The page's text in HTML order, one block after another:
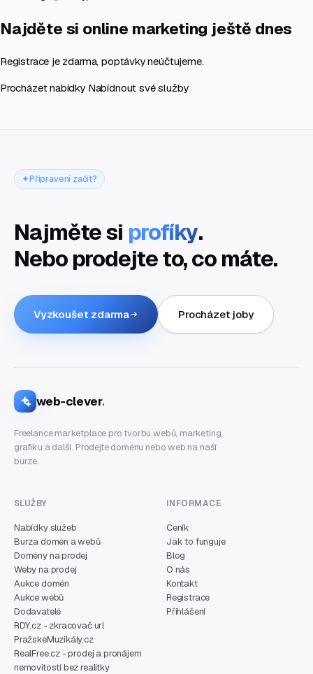
Najděte si online marketing ještě dnes
Registrace je zdarma, poptávky neúčtujeme.
Procházet nabídky Nabídnout své služby
Připraveni začít?
Najměte si profíky.
Nebo prodejte to, co máte.
Vyzkoušet zdarma Procházet joby
web-clever.
Freelance marketplace pro tvorbu webů, marketing,
grafiku a další. Prodejte doménu nebo web na naší
burze.
SLUŽBY
Nabídky služeb
Burza domén a webů
Domény na prodej
Weby na prodej
Aukce domén
Aukce webů
Dodavatelé
RDY.cz - zkracovač url
PražskéMuzikály.cz
RealFree.cz - prodej a pronájem
nemovitostí bez realitky
INFORMACE
Ceník
Jak to funguje
Blog
O nás
Kontakt
Registrace
Přihlášení